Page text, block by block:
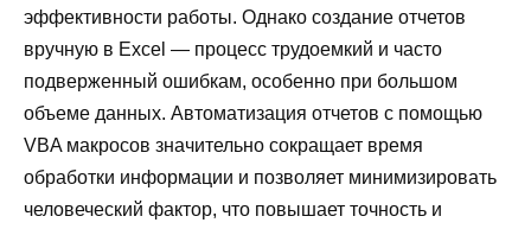
эффективности работы. Однако создание отчетов
вручную в Excel — процесс трудоемкий и часто
подверженный ошибкам, особенно при большом
объеме данных. Автоматизация отчетов с помощью
VBA макросов значительно сокращает время
обработки информации и позволяет минимизировать
человеческий фактор, что повышает точность и